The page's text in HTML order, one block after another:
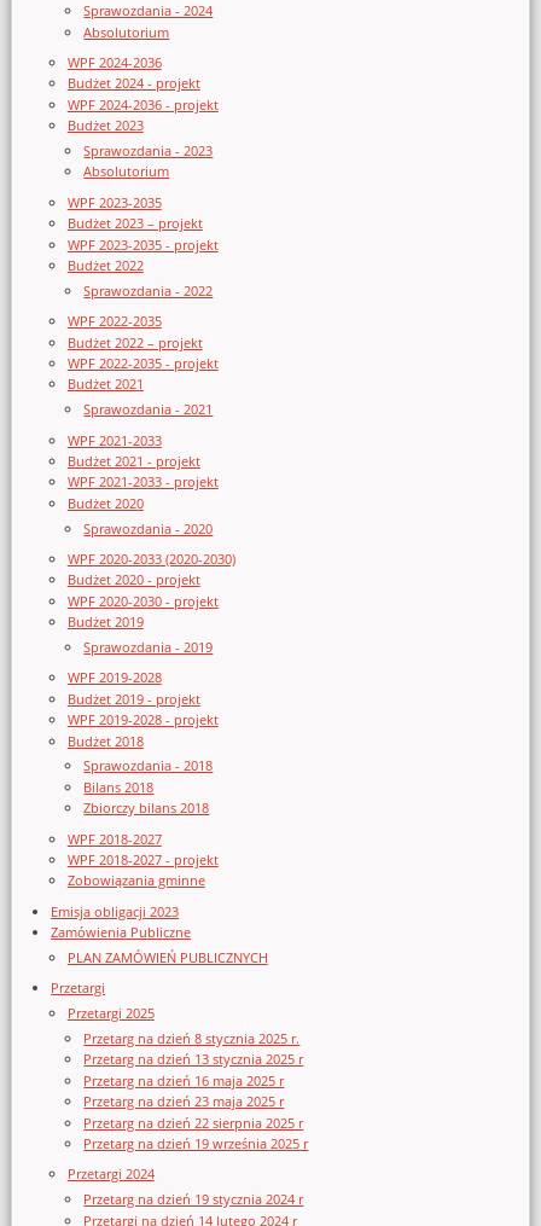
Sprawozdania - 2024
Absolutorium
WPF 2024-2036
Budżet 2024 - projekt
WPF 2024-2036 - projekt
Budżet 2023
Sprawozdania - 2023
Absolutorium
WPF 2023-2035
Budżet 2023 – projekt
WPF 2023-2035 - projekt
Budżet 2022
Sprawozdania - 2022
WPF 2022-2035
Budżet 2022 – projekt
WPF 2022-2035 - projekt
Budżet 2021
Sprawozdania - 2021
WPF 2021-2033
Budżet 2021 - projekt
WPF 2021-2033 - projekt
Budżet 2020
Sprawozdania - 2020
WPF 2020-2033 (2020-2030)
Budżet 2020 - projekt
WPF 2020-2030 - projekt
Budżet 2019
Sprawozdania - 2019
WPF 2019-2028
Budżet 2019 - projekt
WPF 2019-2028 - projekt
Budżet 2018
Sprawozdania - 2018
Bilans 2018
Zbiorczy bilans 2018
WPF 2018-2027
WPF 2018-2027 - projekt
Zobowiązania gminne
Emisja obligacji 2023
Zamówienia Publiczne
PLAN ZAMÓWIEŃ PUBLICZNYCH
Przetargi
Przetargi 2025
Przetarg na dzień 8 stycznia 2025 r.
Przetarg na dzień 13 stycznia 2025 r
Przetarg na dzień 16 maja 2025 r
Przetarg na dzień 23 maja 2025 r
Przetarg na dzień 22 sierpnia 2025 r
Przetarg na dzień 19 września 2025 r
Przetargi 2024
Przetarg na dzień 19 stycznia 2024 r
Przetargi na dzień 14 lutego 2024 r